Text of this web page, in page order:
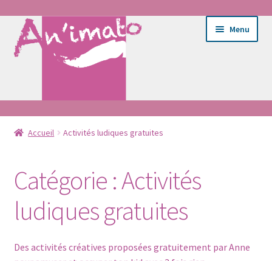
Aller
à
la
Aller
au
contenu
Menu
Ateliers
Ouvrir
Goûter d’anniversaire
Activités ludiques gratuites
Accueil Activités ludiques gratuites
Catégorie :Activités
ludiques gratuites
Des activités créatives proposées gratuitement par Anne